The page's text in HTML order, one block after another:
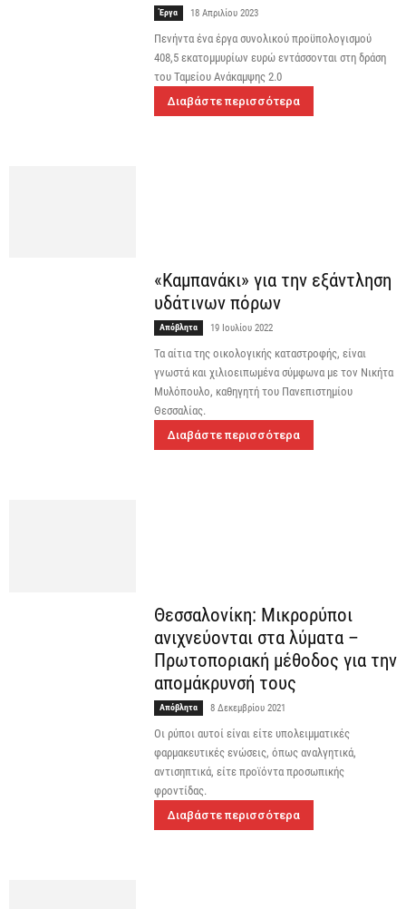
Έργα 18 Απριλίου 2023
Πενήντα ένα έργα συνολικού προϋπολογισμού
408,5 εκατομμυρίων ευρώ εντάσσονται στη δράση
του Ταμείου Ανάκαμψης 2.0
Διαβάστε περισσότερα
«Καμπανάκι» για την εξάντληση
υδάτινων πόρων
Απόβλητα 19 Ιουλίου 2022
Τα αίτια της οικολογικής καταστροφής, είναι
γνωστά και χιλιοειπωμένα σύμφωνα με τον Νικήτα
Μυλόπουλο, καθηγητή του Πανεπιστημίου
Θεσσαλίας.
Διαβάστε περισσότερα
Θεσσαλονίκη: Μικρορύποι
ανιχνεύονται στα λύματα –
Πρωτοποριακή μέθοδος για την
απομάκρυνσή τους
Απόβλητα 8 Δεκεμβρίου 2021
Οι ρύποι αυτοί είναι είτε υπολειμματικές
φαρμακευτικές ενώσεις, όπως αναλγητικά,
αντισηπτικά, είτε προϊόντα προσωπικής
φροντίδας.
Διαβάστε περισσότερα